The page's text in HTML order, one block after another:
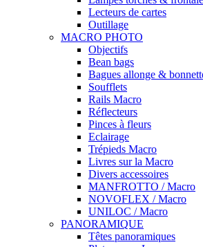
Lecteurs de cartes
Outillage
MACRO PHOTO
Objectifs
Bean bags
Bagues allonge &
Soufflets
Rails Macro
Réflecteurs
Pinces à fleurs
Eclairage
Trépieds Macro
Livres sur la Macro
Divers accessoires
MANFROTTO / Macro
NOVOFLEX / Macro
UNILOC / Macro
PANORAMIQUE
Têtes panoramiques